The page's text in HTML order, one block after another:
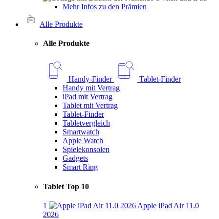
Mehr Infos zu den Prämien
Alle Produkte
Alle Produkte
Handy-Finder
Tablet-Finder
Handy mit Vertrag
iPad mit Vertrag
Tablet mit Vertrag
Tablet-Finder
Tabletvergleich
Smartwatch
Apple Watch
Spielekonsolen
Gadgets
Smart Ring
Tablet Top 10
1
Apple iPad Air 11.0
2026